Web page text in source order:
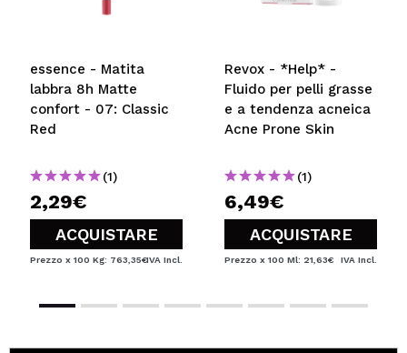
essence - Matita
labbra 8h Matte
confort - 07: Classic
Red
(1)
2,29€
ACQUISTARE
Prezzo x 100 Kg: 763,35€IVA Incl.
Revox - *Help* -
Fluido per pelli grasse
e a tendenza acneica
Acne Prone Skin
(1)
6,49€
ACQUISTARE
Prezzo x 100 Ml: 21,63€ IVA Incl.